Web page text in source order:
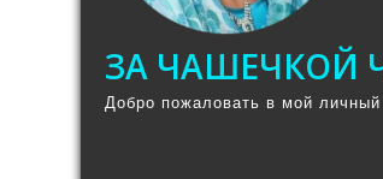
ЗА ЧАШЕЧКОЙ
Добро пожаловать в мой личный